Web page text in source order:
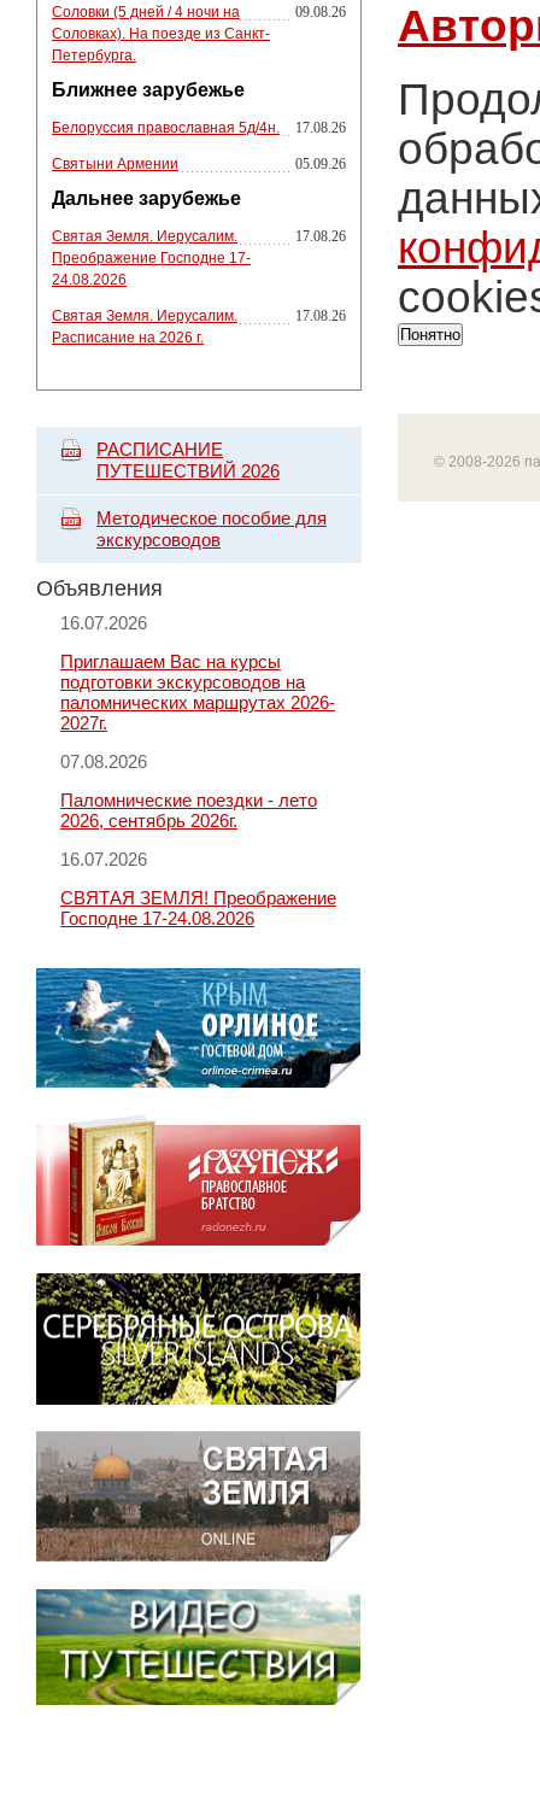
Соловки (5 дней / 4 ночи на
Соловках). На поезде из Санкт-
Петербурга.
09.08.26
Ближнее зарубежье
Белоруссия православная 5д/4н. 17.08.26
Святыни Армении 05.09.26
Дальнее зарубежье
Святая Земля. Иерусалим.
Преображение Господне 17-
24.08.2026
17.08.26
Святая Земля. Иерусалим.
Расписание на 2026 г.
17.08.26
РАСПИСАНИЕ
ПУТЕШЕСТВИЙ 2026
Методическое пособие для
экскурсоводов
Объявления
16.07.2026
Приглашаем Вас на курсы
подготовки экскурсоводов на
паломнических маршрутах 2026-
2027г.
07.08.2026
Паломнические поездки - лето
2026, сентябрь 2026г.
16.07.2026
СВЯТАЯ ЗЕМЛЯ! Преображение
Господне 17-24.08.2026
Понятно
© 2008-2026